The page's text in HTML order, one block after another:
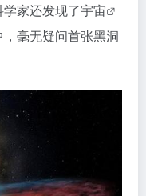
家还发现了宇宙
毫无疑问首张黑洞